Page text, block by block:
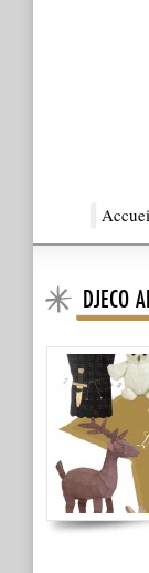
Ma
Aller
Aller
DJECO